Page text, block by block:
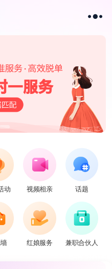
动 视频相亲 话题
红娘服务 兼职合伙人